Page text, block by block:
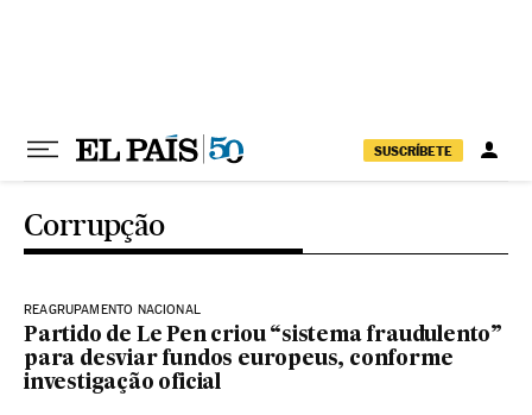
SUSCRÍBETE
Corrupção
REAGRUPAMENTO NACIONAL
Partido de Le Pen criou “sistema fraudulento”
para desviar fundos europeus, conforme
investigação oficial